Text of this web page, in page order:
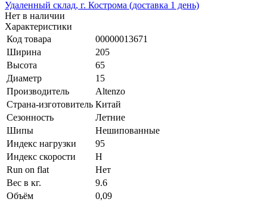
Удаленный склад, г. Кострома (доставка 1 день)
Нет в наличии
Характеристики
Код товара
00000013671
Ширина
205
Высота
65
Диаметр
15
Производитель
Altenzo
Страна-изготовитель Китай
Сезонность
Летние
Шипы
Нешипованные
Индекс нагрузки
95
Индекс скорости
H
Run on flat
Нет
Вес в кг.
9.6
Объём
0,09